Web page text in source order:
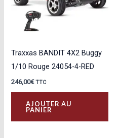
Traxxas BANDIT 4X2 Buggy
1/10 Rouge 24054-4-RED
246,00€ TTC
AJOUTER AU
PANIER